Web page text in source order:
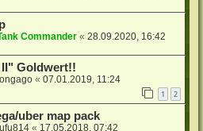
Commander «28.09.2020, 16:42
Goldwert!!
«07.01.2019, 11:24
1 2
uber map pack
« 17.05.2018, 07:42